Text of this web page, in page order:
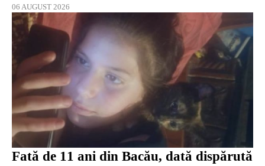
06 AUGUST 2026
Fată de 11 ani din Bacău, dată dispărută